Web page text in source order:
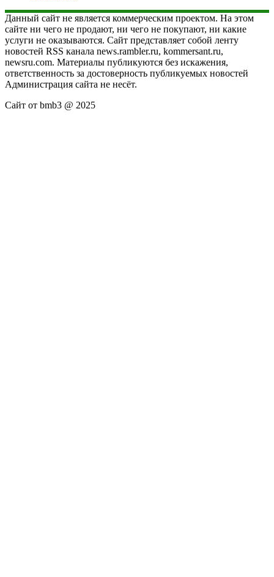
Данный сайт не является коммерческим проектом. На этом
сайте ни чего не продают, ни чего не покупают, ни какие
услуги не оказываются. Сайт представляет собой ленту
новостей RSS канала news.rambler.ru, kommersant.ru,
newsru.com. Материалы публикуются без искажения,
ответственность за достоверность публикуемых новостей
Администрация сайта не несёт.
Сайт от bmb3 @ 2025